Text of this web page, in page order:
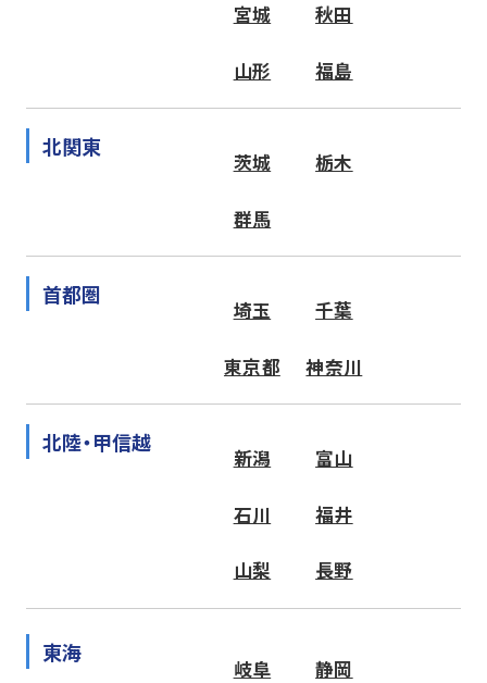
宮城 秋田
山形 福島
北関東
茨城 栃木
群馬
首都圏
埼玉 千葉
東京都 神奈川
北陸・甲信越
新潟 富山
石川 福井
山梨 長野
東海
岐阜 静岡